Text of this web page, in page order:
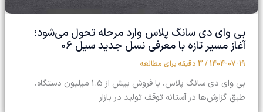
بی‌ وای‌ دی سانگ پلاس وارد مرحله تحول می‌شود؛
آغاز مسیر تازه با معرفی نسل جدید سیل 06
1404-07-19
/ 3 دقیقه برای مطالعه
بی وای دی سانگ پلاس، با فروش بیش از 1.5 میلیون دستگاه،
طبق گزارش‌ها در آستانه توقف تولید در بازار